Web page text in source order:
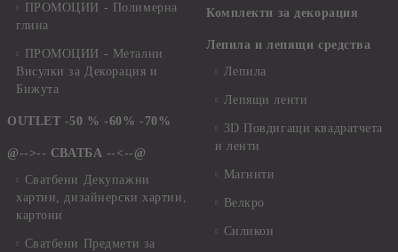
ПРОМОЦИИ - Полимерна
глина
ПРОМОЦИИ - Метални
Висулки за Декорация и
Бижута
OUTLET -50 % -60% -70%
@-->-- СВАТБА --<--@
Сватбени Декупажни
хартии, дизайнерски хартии,
картони
Сватбени Предмети за
Комплекти за декорация
Лепила и лепящи средства
Лепила
Лепящи ленти
3D Повдигащи квадратчета
и ленти
Магнити
Велкро
Силикон